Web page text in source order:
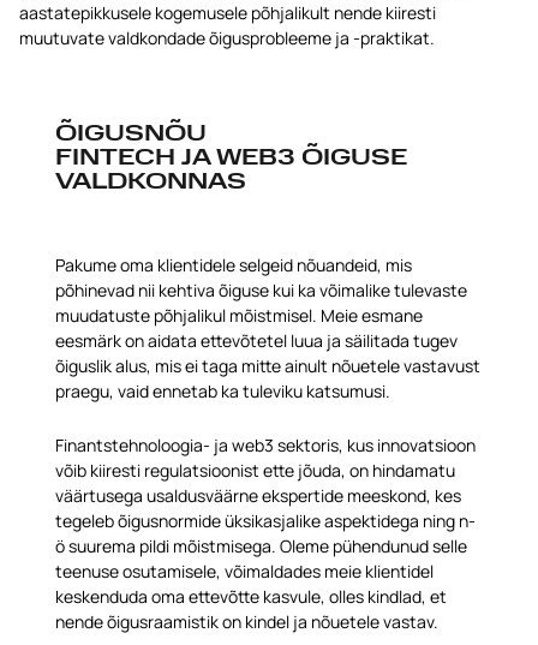
aastatepikkusele kogemusele põhjalikult nende kiiresti
muutuvate valdkondade õigusprobleeme ja -praktikat.
ÕIGUSNÕU
FINTECH JA WEB3 ÕIGUSE
VALDKONNAS
Pakume oma klientidele selgeid nõuandeid, mis
põhinevad nii kehtiva õiguse kui ka võimalike tulevaste
muudatuste põhjalikul mõistmisel. Meie esmane
eesmärk on aidata ettevõtetel luua ja säilitada tugev
õiguslik alus, mis ei taga mitte ainult nõuetele vastavust
praegu, vaid ennetab ka tuleviku katsumusi.
Finantstehnoloogia- ja web3 sektoris, kus innovatsioon
võib kiiresti regulatsioonist ette jõuda, on hindamatu
väärtusega usaldusväärne ekspertide meeskond, kes
tegeleb õigusnormide üksikasjalike aspektidega ning n-
ö suurema pildi mõistmisega. Oleme pühendunud selle
teenuse osutamisele, võimaldades meie klientidel
keskenduda oma ettevõtte kasvule, olles kindlad, et
nende õigusraamistik on kindel ja nõuetele vastav.